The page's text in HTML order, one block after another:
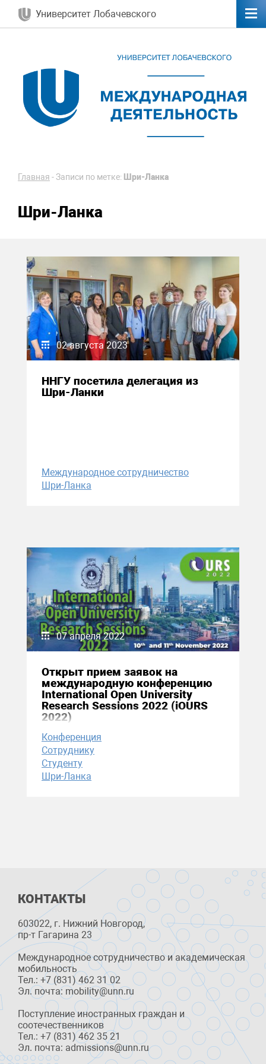
Университет Лобачевского
Главная -Записи по метке: Шри-Ланка
Шри-Ланка
02 августа 2023
ННГУ посетила делегация из
Шри-Ланки
Международное сотрудничество
Шри-Ланка
07 апреля 2022
Открыт прием заявок на
международную конференцию
International Open University
Research Sessions 2022 (iOURS
2022)
Конференция
Сотруднику
Студенту
Шри-Ланка
КОНТАКТЫ
603022, г. Нижний Новгород,
пр-т Гагарина 23
Международное сотрудничество и академическая
мобильность
Тел.: +7 (831) 462 31 02
Эл. почта: mobility@unn.ru
Поступление иностранных граждан и
соотечественников
Тел.: +7 (831) 462 35 21
Эл. почта: admissions@unn.ru